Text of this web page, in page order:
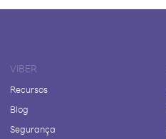
VIBER
Recursos
Blog
Segurança